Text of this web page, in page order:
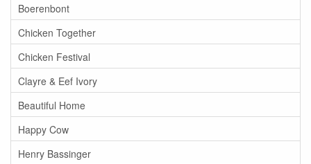
Boerenbont
Chicken Together
Chicken Festival
Clayre & Eef Ivory
Beautiful Home
Happy Cow
Henry Bassinger